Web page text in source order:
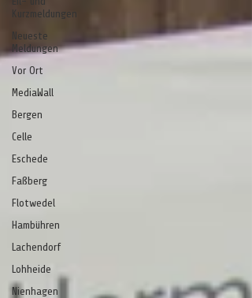
Kurzmeldungen
Neueste
Meldungen
Vor Ort
MediaWall
Bergen
Celle
Eschede
Faßberg
Flotwedel
Hambühren
Lachendorf
Lohheide
Nienhagen